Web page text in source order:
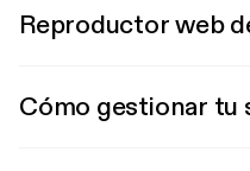
Reproductor web
Cómo gestionar tu